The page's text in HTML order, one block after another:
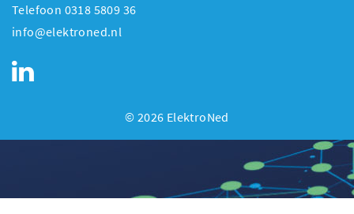
Telefoon 0318 5809 36
info@elektroned.nl
© 2026 ElektroNed